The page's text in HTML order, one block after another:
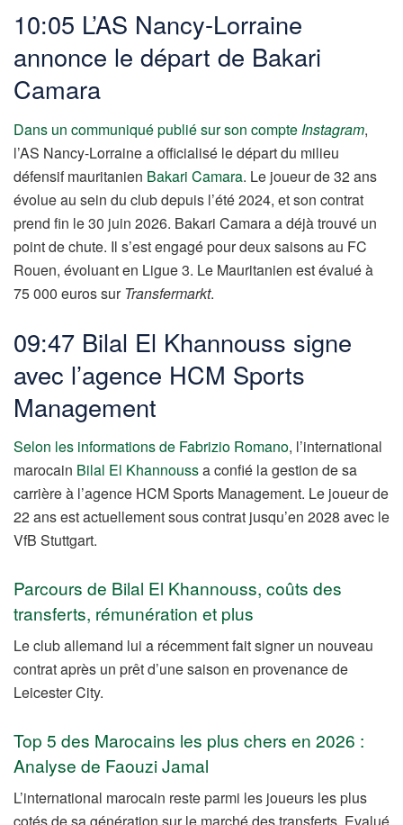
10:05 L’AS Nancy-Lorraine
annonce le départ de Bakari
Camara
Dans un communiqué publié sur son compteInstagram,
l’AS Nancy-Lorraine a officialisé le départ du milieu
défensif mauritanien Bakari Camara. Le joueur de 32 ans
évolue au sein du club depuis l’été 2024, et son contrat
prend fin le 30 juin 2026. Bakari Camara a déjà trouvé un
point de chute. Il s’est engagé pour deux saisons au FC
Rouen, évoluant en Ligue 3. Le Mauritanien est évalué à
75 000 euros sur Transfermarkt.
09:47 Bilal El Khannouss signe
avec l’agence HCM Sports
Management
Selon les informations de Fabrizio Romano, l’international
marocain Bilal El Khannoussa confié la gestion de sa
carrière à l’agence HCM Sports Management. Le joueur de
22 ans est actuellement sous contrat jusqu’en 2028 avec le
VfB Stuttgart.
Parcours de Bilal El Khannouss, coûts des
transferts, rémunération et plus
Le club allemand lui a récemment fait signer un nouveau
contrat après un prêt d’une saison en provenance de
Leicester City.
Top 5 des Marocains les plus chers en 2026 :
Analyse de Faouzi Jamal
L’international marocain reste parmi les joueurs les plus